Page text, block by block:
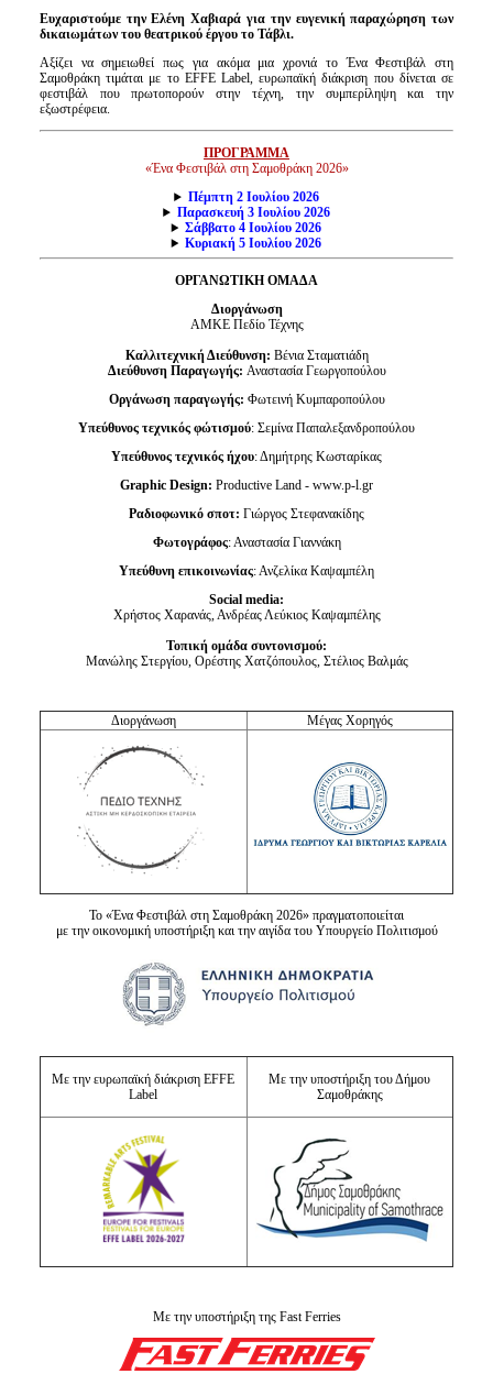
Ευχαριστούμε την Ελένη Χαβιαρά για την ευγενική παραχώρηση των
δικαιωμάτων του θεατρικού έργου το Τάβλι.
Αξίζει να σημειωθεί πως για ακόμα μια χρονιά το Ένα Φεστιβάλ στη
Σαμοθράκη τιμάται με το EFFE Label, ευρωπαϊκή διάκριση που δίνεται σε
φεστιβάλ που πρωτοπορούν στην τέχνη, την συμπερίληψη και την
εξωστρέφεια.
ΠΡΟΓΡΑΜΜΑ
«Ένα Φεστιβάλ στη Σαμοθράκη 2026»
Πέμπτη 2 Ιουλίου 2026
Παρασκευή 3 Ιουλίου 2026
Σάββατο 4 Ιουλίου 2026
Κυριακή 5 Ιουλίου 2026
ΟΡΓΑΝΩΤΙΚΗ ΟΜΑΔΑ
Διοργάνωση
ΑΜΚΕ Πεδίο Τέχνης
Καλλιτεχνική Διεύθυνση: Βένια Σταματιάδη
Διεύθυνση Παραγωγής: Αναστασία Γεωργοπούλου
Οργάνωση παραγωγής: Φωτεινή Κυμπαροπούλου
Υπεύθυνος τεχνικός φώτισμού: Σεμίνα Παπαλεξανδροπούλου
Υπεύθυνος τεχνικός ήχου: Δημήτρης Κωσταρίκας
Graphic Design: Productive Land - www.p-l.gr
Ραδιοφωνικό σποτ: Γιώργος Στεφανακίδης
Φωτογράφος: Αναστασία Γιαννάκη
Υπεύθυνη επικοινωνίας: Ανζελίκα Καψαμπέλη
Social media:
Χρήστος Χαρανάς, Ανδρέας Λεύκιος Καψαμπέλης
Τοπική ομάδα συντονισμού:
Μανώλης Στεργίου, Ορέστης Χατζόπουλος, Στέλιος Βαλμάς
Διοργάνωση Μέγας Χορηγός
Το «Ένα Φεστιβάλ στη Σαμοθράκη 2026» πραγματοποιείται
με την οικονομική υποστήριξη και την αιγίδα του Υπουργείο Πολιτισμού
Με την ευρωπαϊκή διάκριση EFFE
Label
Με την υποστήριξη του Δήμου
Σαμοθράκης
Με την υποστήριξη της Fast Ferries